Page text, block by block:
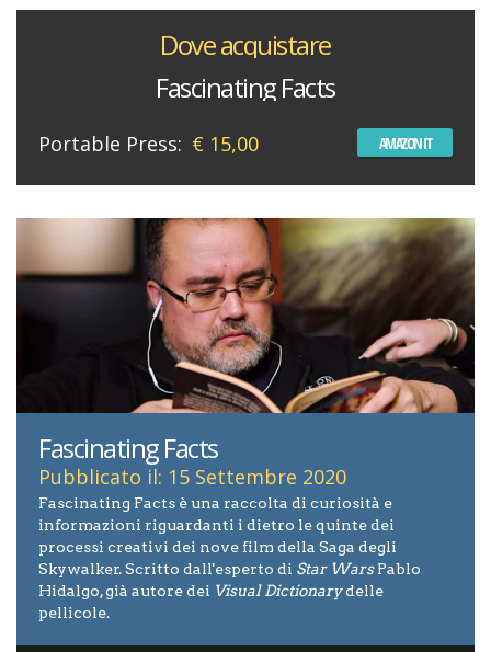
Dove acquistare
Fascinating Facts
Portable Press: € 15,00 AMAZON IT
Fascinating Facts
Pubblicato il: 15 Settembre 2020
Fascinating Facts è una raccolta di curiosità e
informazioni riguardanti i dietro le quinte dei
processi creativi dei nove film della Saga degli
Skywalker. Scritto dall'esperto di Star WarsPablo
Hidalgo, già autore dei Visual Dictionarydelle
pellicole.